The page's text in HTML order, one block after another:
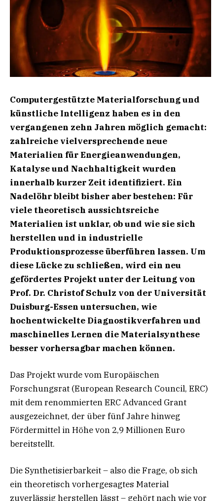
Computergestützte Materialforschung und
künstliche Intelligenz haben es in den
vergangenen zehn Jahren möglich gemacht:
zahlreiche vielversprechende neue
Materialien für Energieanwendungen,
Katalyse und Nachhaltigkeit wurden
innerhalb kurzer Zeit identifiziert. Ein
Nadelöhr bleibt bisher aber bestehen: Für
viele theoretisch aussichtsreiche
Materialien ist unklar, ob und wie sie sich
herstellen und in industrielle
Produktionsprozesse überführen lassen. Um
diese Lücke zu schließen, wird ein neu
gefördertes Projekt unter der Leitung von
Prof. Dr. Christof Schulz von der Universität
Duisburg-Essen untersuchen, wie
hochentwickelte Diagnostikverfahren und
maschinelles Lernen die Materialsynthese
besser vorhersagbar machen können.
Das Projekt wurde vom Europäischen
Forschungsrat (European Research Council, ERC)
mit dem renommierten ERC Advanced Grant
ausgezeichnet, der über fünf Jahre hinweg
Fördermittel in Höhe von 2,9 Millionen Euro
bereitstellt.
Die Synthetisierbarkeit – also die Frage, ob sich
ein theoretisch vorhergesagtes Material
zuverlässig herstellen lässt – gehört nach wie vor